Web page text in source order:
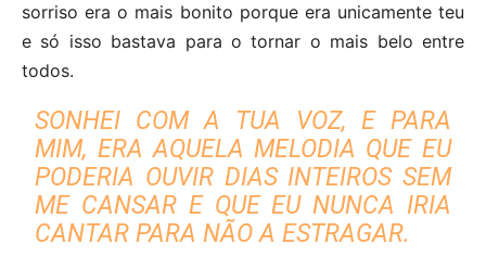
sorriso era o mais bonito porque era unicamente teu
e só isso bastava para o tornar o mais belo entre
todos.
SONHEI COM A TUA VOZ, E PARA
MIM, ERA AQUELA MELODIA QUE EU
PODERIA OUVIR DIAS INTEIROS SEM
ME CANSAR E QUE EU NUNCA IRIA
CANTAR PARA NÃO A ESTRAGAR.